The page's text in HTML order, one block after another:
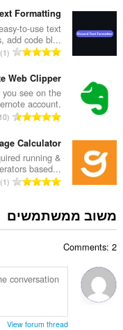
ו
ג
י
ם
:
פ
ר
ד
י
ו
ג
י
ם
:
Formatting
to-use text
add code bl...
מ
פ
ר
ד
י
ו
ג
י
ם
1
Web Clipper
see on the
account.
מ
פ
ר
ד
י
ו
ג
:
Calculator
running &
based...
מ
ר
ר
ו
ם
1
משוב ממשתמשים
Comments: 2
View forum thread